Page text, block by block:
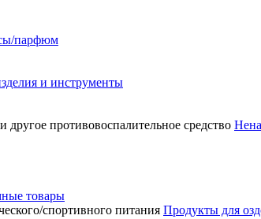
парфюм
и инструменты
товары
Продукты для